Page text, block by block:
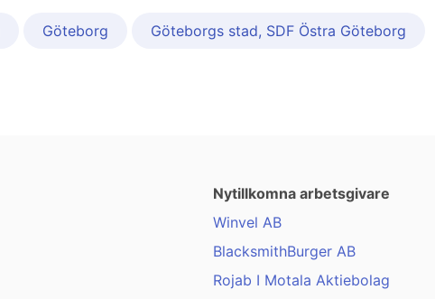
Göteborg Göteborgs stad, SDF Östra Göteborg
Nytillkomna arbetsgivare
Winvel AB
BlacksmithBurger AB
Rojab I Motala Aktiebolag